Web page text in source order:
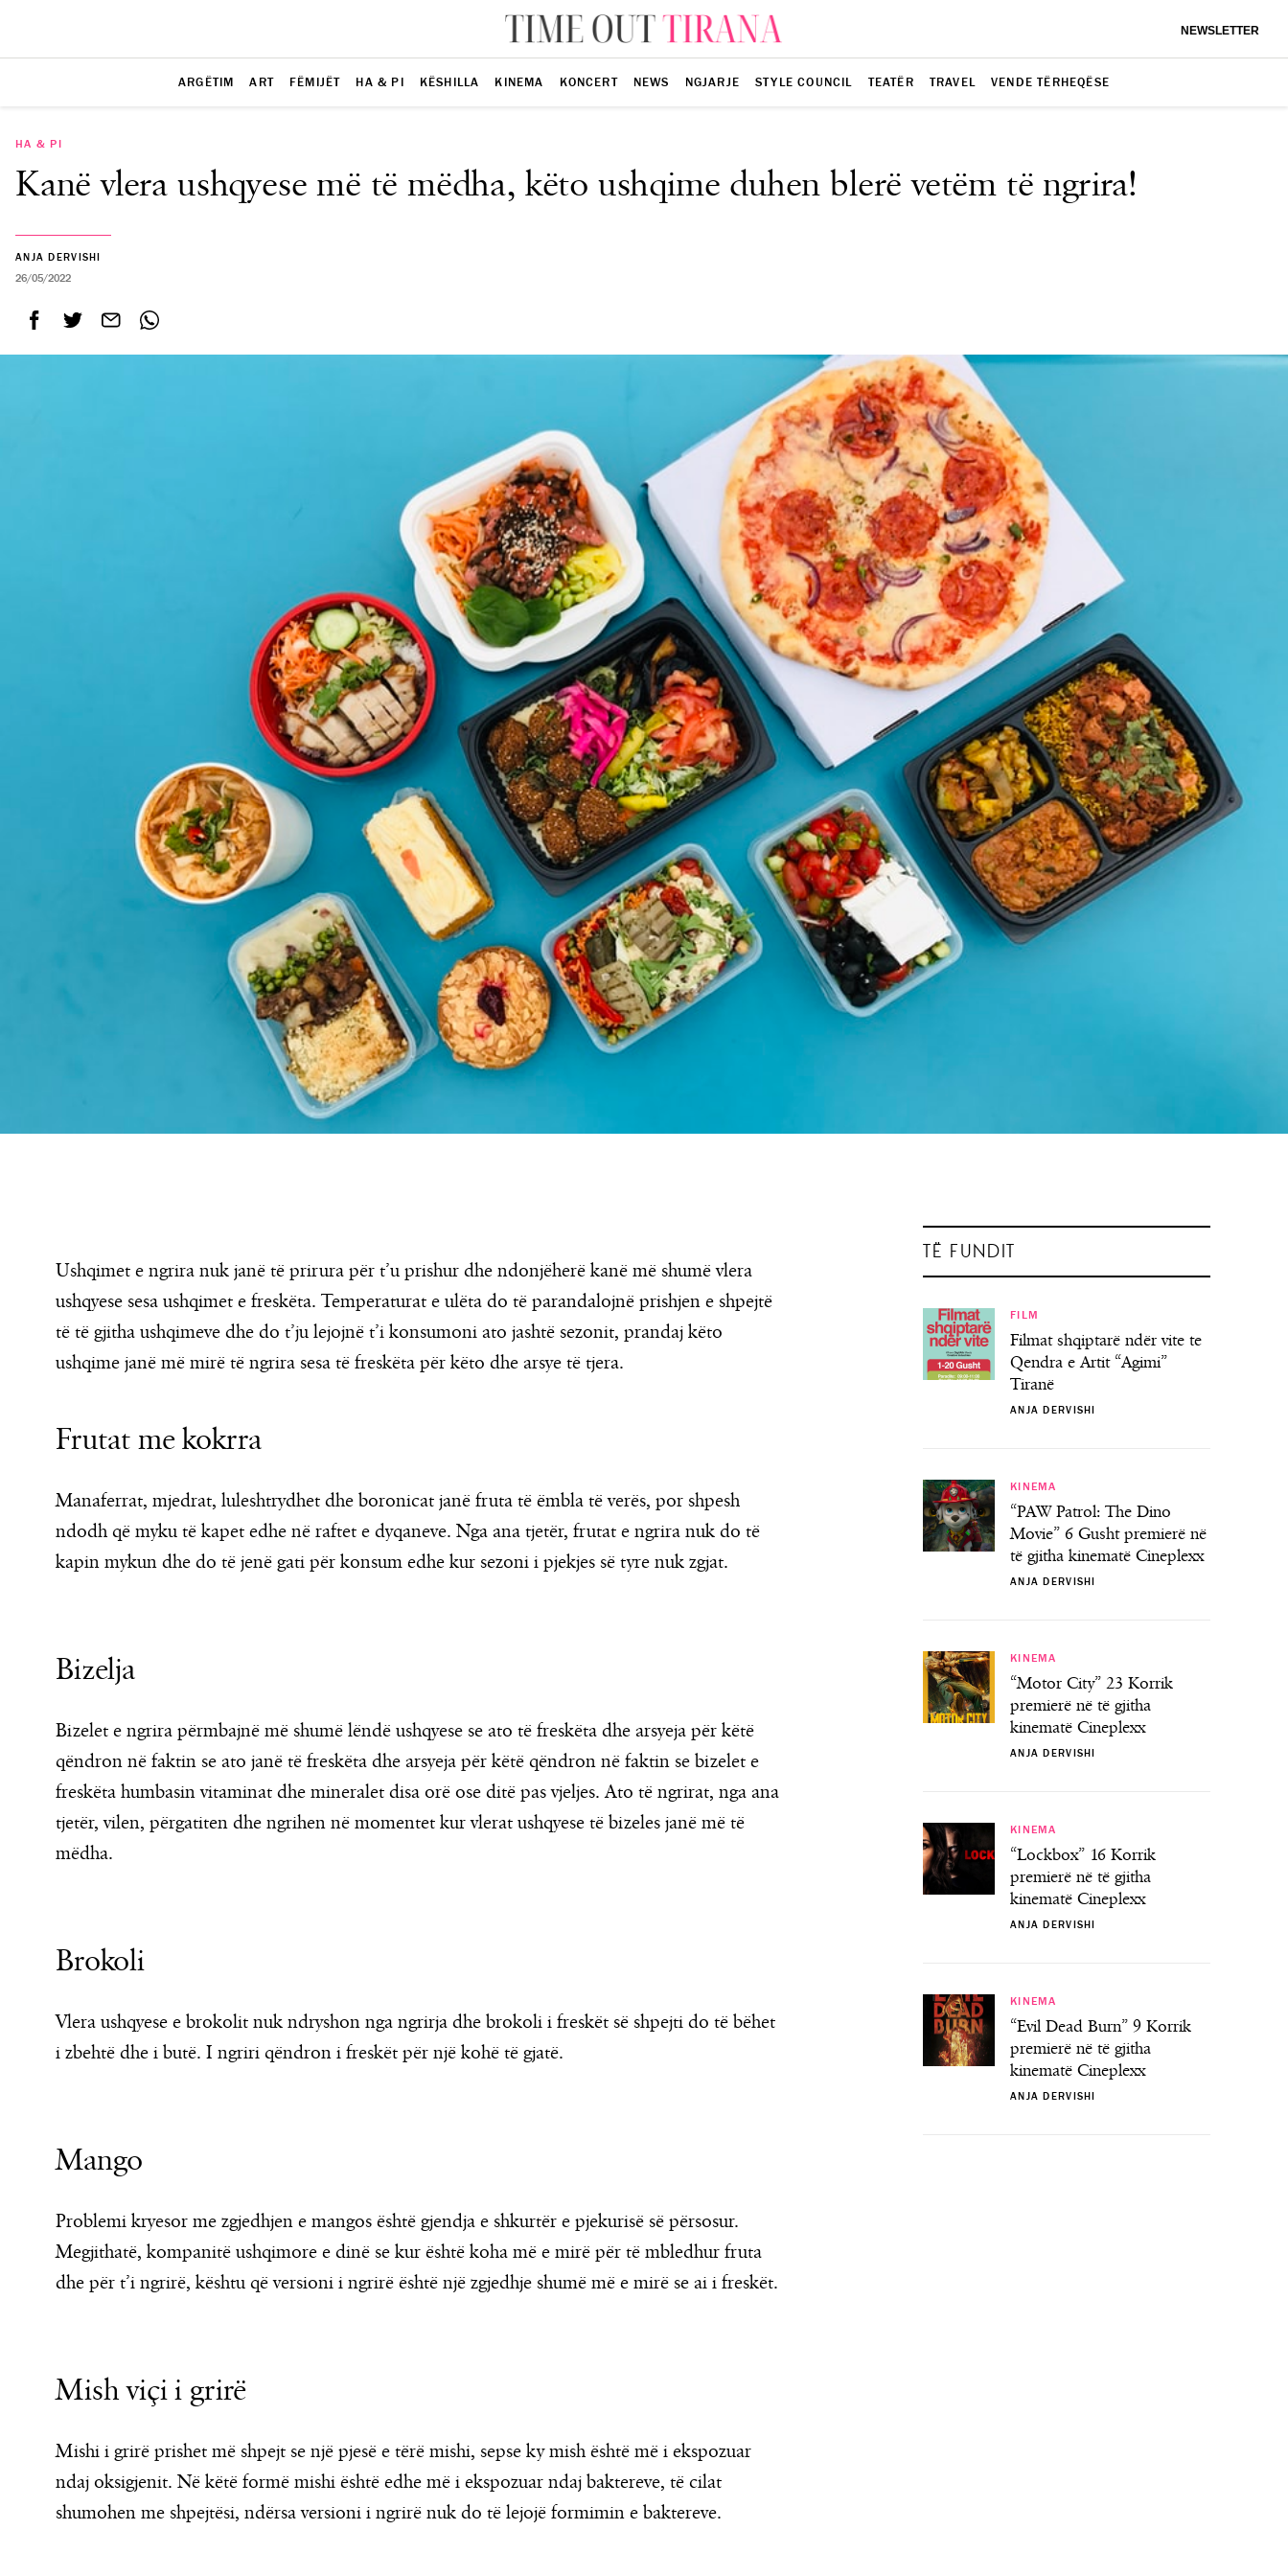
NEWSLETTER
ARGËTIM ART FËMIJËT HA & PI KËSHILLA KINEMA KONCERT NEWS NGJARJE STYLE COUNCIL TEATËR TRAVEL VENDE TËRHEQËSE
HA & PI
Kanë vlera ushqyese më të mëdha, këto ushqime duhen blerë vetëm të ngrira!
ANJA DERVISHI
26/05/2022
Ushqimet e ngrira nuk janë të prirura për t’u prishur dhe ndonjëherë kanë më shumë vlera
ushqyese sesa ushqimet e freskëta. Temperaturat e ulëta do të parandalojnë prishjen e shpejtë
të të gjitha ushqimeve dhe do t’ju lejojnë t’i konsumoni ato jashtë sezonit, prandaj këto
ushqime janë më mirë të ngrira sesa të freskëta për këto dhe arsye të tjera.
Frutat me kokrra
Manaferrat, mjedrat, luleshtrydhet dhe boronicat janë fruta të ëmbla të verës, por shpesh
ndodh që myku të kapet edhe në raftet e dyqaneve. Nga ana tjetër, frutat e ngrira nuk do të
kapin mykun dhe do të jenë gati për konsum edhe kur sezoni i pjekjes së tyre nuk zgjat.
Bizelja
Bizelet e ngrira përmbajnë më shumë lëndë ushqyese se ato të freskëta dhe arsyeja për këtë
qëndron në faktin se ato janë të freskëta dhe arsyeja për këtë qëndron në faktin se bizelet e
freskëta humbasin vitaminat dhe mineralet disa orë ose ditë pas vjeljes. Ato të ngrirat, nga ana
tjetër, vilen, përgatiten dhe ngrihen në momentet kur vlerat ushqyese të bizeles janë më të
mëdha.
Brokoli
Vlera ushqyese e brokolit nuk ndryshon nga ngrirja dhe brokoli i freskët së shpejti do të bëhet
i zbehtë dhe i butë. I ngriri qëndron i freskët për një kohë të gjatë.
Mango
Problemi kryesor me zgjedhjen e mangos është gjendja e shkurtër e pjekurisë së përsosur.
Megjithatë, kompanitë ushqimore e dinë se kur është koha më e mirë për të mbledhur fruta
dhe për t’i ngrirë, kështu që versioni i ngrirë është një zgjedhje shumë më e mirë se ai i freskët.
Mish viçi i grirë
Mishi i grirë prishet më shpejt se një pjesë e tërë mishi, sepse ky mish është më i ekspozuar
ndaj oksigjenit. Në këtë formë mishi është edhe më i ekspozuar ndaj baktereve, të cilat
shumohen me shpejtësi, ndërsa versioni i ngrirë nuk do të lejojë formimin e baktereve.
TË FUNDIT
FILM
Filmat shqiptarë ndër vite te
Qendra e Artit “Agimi”
Tiranë
ANJA DERVISHI
KINEMA
“PAW Patrol: The Dino
Movie” 6 Gusht premierë në
të gjitha kinematë Cineplexx
ANJA DERVISHI
KINEMA
“Motor City” 23 Korrik
premierë në të gjitha
kinematë Cineplexx
ANJA DERVISHI
KINEMA
“Lockbox” 16 Korrik
premierë në të gjitha
kinematë Cineplexx
ANJA DERVISHI
KINEMA
“Evil Dead Burn” 9 Korrik
premierë në të gjitha
kinematë Cineplexx
ANJA DERVISHI